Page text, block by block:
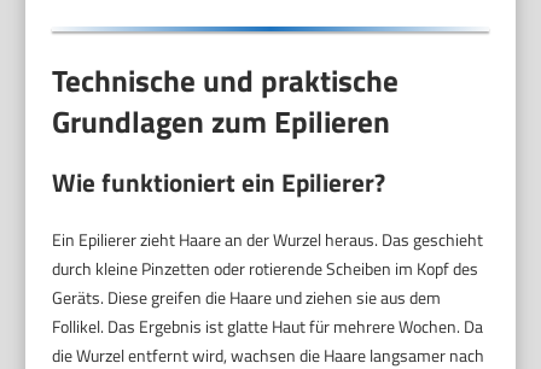
Technische und praktische
Grundlagen zum Epilieren
Wie funktioniert ein Epilierer?
Ein Epilierer zieht Haare an der Wurzel heraus. Das geschieht
durch kleine Pinzetten oder rotierende Scheiben im Kopf des
Geräts. Diese greifen die Haare und ziehen sie aus dem
Follikel. Das Ergebnis ist glatte Haut für mehrere Wochen. Da
die Wurzel entfernt wird, wachsen die Haare langsamer nach